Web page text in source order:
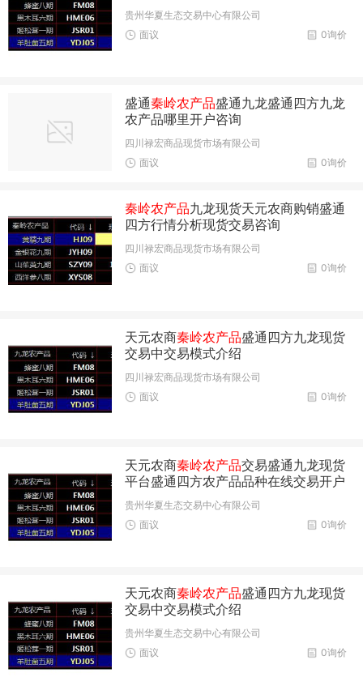
贵州华夏生态交易中心有限公司
0询价
面议
盛通秦岭农产品盛通九龙盛通四方九龙
农产品哪里开户咨询
四川禄宏商品现货市场有限公司
0询价
面议
秦岭农产品九龙现货天元农商购销盛通
四方行情分析现货交易咨询
四川禄宏商品现货市场有限公司
0询价
面议
天元农商秦岭农产品盛通四方九龙现货
交易中交易模式介绍
四川禄宏商品现货市场有限公司
0询价
面议
天元农商秦岭农产品交易盛通九龙现货
平台盛通四方农产品品种在线交易开户
贵州华夏生态交易中心有限公司
0询价
面议
天元农商秦岭农产品盛通四方九龙现货
交易中交易模式介绍
贵州华夏生态交易中心有限公司
0询价
面议